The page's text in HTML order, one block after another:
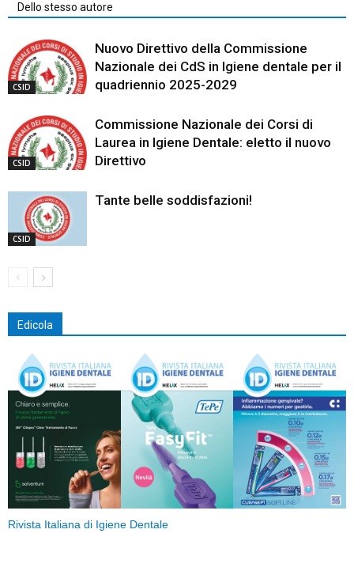
Dello stesso autore
CSID
Nuovo Direttivo della Commissione
Nazionale dei CdS in Igiene dentale per il
quadriennio 2025-2029
CSID
Commissione Nazionale dei Corsi di
Laurea in Igiene Dentale: eletto il nuovo
Direttivo
CSID
Tante belle soddisfazioni!
Edicola
Rivista Italiana di Igiene Dentale